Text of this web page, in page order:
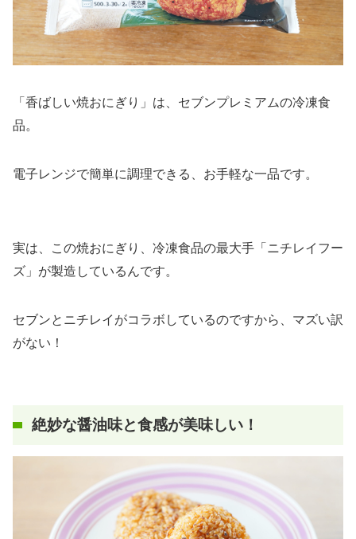
「香ばしい焼おにぎり」は、セブンプレミアムの冷凍食
品。
電子レンジで簡単に調理できる、お手軽な一品です。
実は、この焼おにぎり、冷凍食品の最大手「ニチレイフー
ズ」が製造しているんです。
セブンとニチレイがコラボしているのですから、マズい訳
がない！
絶妙な醤油味と食感が美味しい！